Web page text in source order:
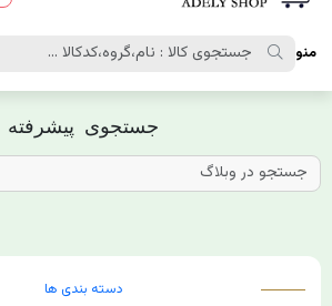
منو
جستجوی پیشرفته
دسته بندی ها